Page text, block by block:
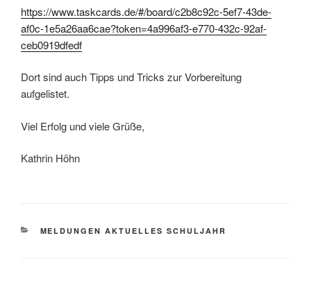
https://www.taskcards.de/#/board/c2b8c92c-5ef7-43de-
af0c-1e5a26aa6cae?token=4a996af3-e770-432c-92af-
ceb0919dfedf
Dort sind auch Tipps und Tricks zur Vorbereitung
aufgelistet.
Viel Erfolg und viele Grüße,
Kathrin Höhn
KATEGORIEN
MELDUNGEN AKTUELLES SCHULJAHR